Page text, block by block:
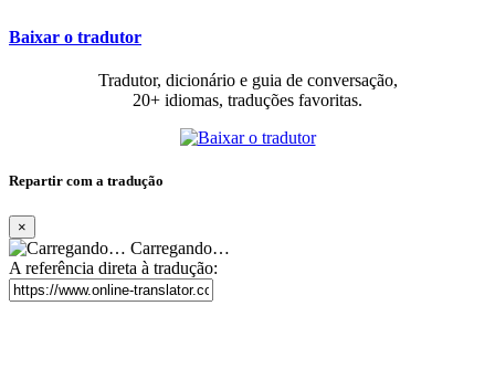
Baixar o tradutor
Tradutor, dicionário e guia de conversação,
20+ idiomas, traduções favoritas.
Repartir com a tradução
×
Carregando…
A referência direta à tradução: